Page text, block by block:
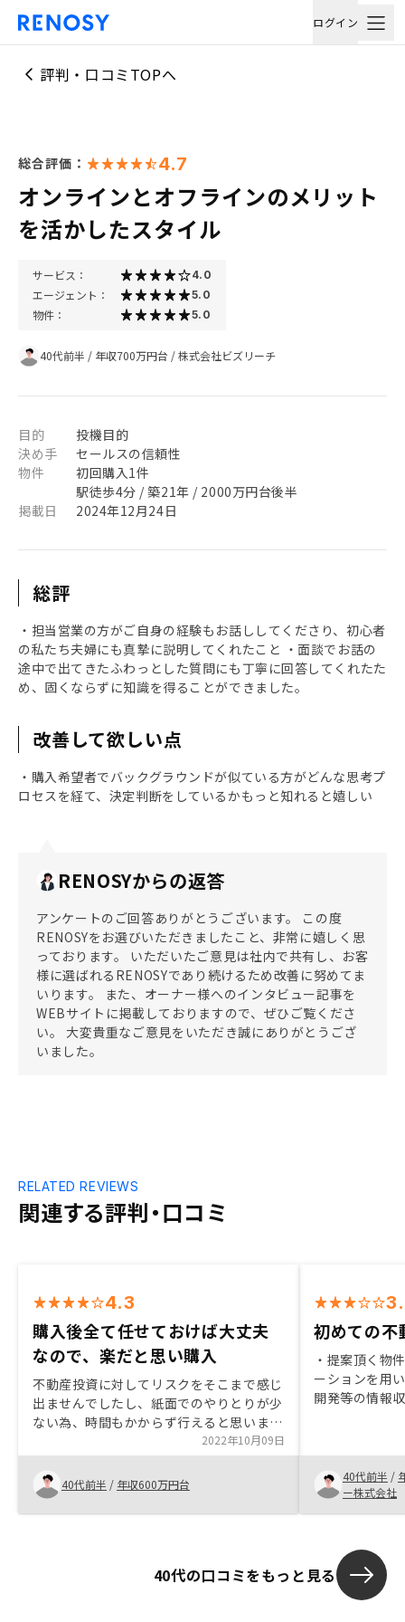
ログイン
評判・口コミTOPへ
総合評価： 4.7
オンラインとオフラインのメリット
を活かしたスタイル
サービス： 4.0
エージェント： 5.0
物件： 5.0
40代前半 / 年収700万円台 /株式会社ビズリーチ
目的
投機目的
決め手
セールスの信頼性
物件
初回購入1件
駅徒歩4分 / 築21年 / 2000万円台後半
掲載日
2024年12月24日
総評
・担当営業の方がご自身の経験もお話ししてくださり、初心者
の私たち夫婦にも真摯に説明してくれたこと ・面談でお話の
途中で出てきたふわっとした質問にも丁寧に回答してくれたた
め、固くならずに知識を得ることができました。
改善して欲しい点
・購入希望者でバックグラウンドが似ている方がどんな思考プ
ロセスを経て、決定判断をしているかもっと知れると嬉しい
RENOSYからの返答
アンケートのご回答ありがとうございます。 この度
RENOSYをお選びいただきましたこと、非常に嬉しく思
っております。 いただいたご意見は社内で共有し、お客
様に選ばれるRENOSYであり続けるため改善に努めてま
いります。 また、オーナー様へのインタビュー記事を
WEBサイトに掲載しておりますので、ぜひご覧くださ
い。 大変貴重なご意見をいただき誠にありがとうござ
いました。
関連する評判・口コミ
RELATED REVIEWS
4.3
購入後全て任せておけば大丈夫
なので、楽だと思い購入
不動産投資に対してリスクをそこまで感じ
出ませんでしたし、紙面でのやりとりが少
ない為、時間もかからず行えると思いまし
たし、アプリで管理ができるのも良いと思
いました。 営業担当者も、ちょっとした
質問でもきちんと答えてくれますし疑問に
思ったことも聞きやすかったです。
2022年10月09日
40代前半 / 年収600万円台
初めての不
・提案頂く物
ーションを用
開発等の情報
スク等を回避
い方法)が豊富
40代前半 /
ー株式会社
40代の口コミをもっと見る